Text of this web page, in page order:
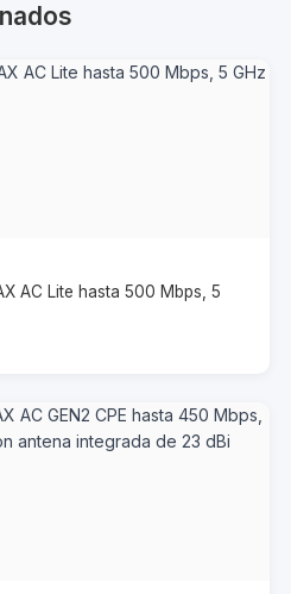
AC Lite hasta 500 Mbps, 5